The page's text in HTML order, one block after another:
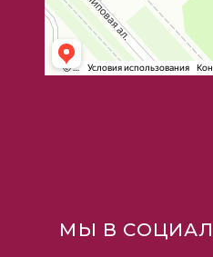
МЫ В